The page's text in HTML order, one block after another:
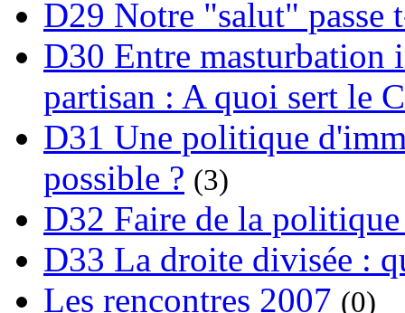
D29 Notre "salut" passe
D30 Entre masturbation
partisan : A quoi sert le
D31 Une politique
possible ? (3)
D32 Faire de la
D33 La droite divisée :
Les rencontres 2007 (0)